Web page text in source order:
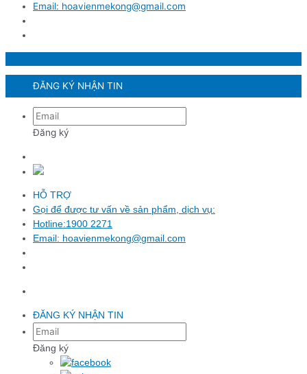
Email: hoavienmekong@gmail.com
ĐĂNG KÝ NHẬN TIN
Đăng ký
HỖ TRỢ
Gọi để được tư vấn về sản phẩm, dịch vụ:
Hotline:1900 2271
Email: hoavienmekong@gmail.com
ĐĂNG KÝ NHẬN TIN
Đăng ký